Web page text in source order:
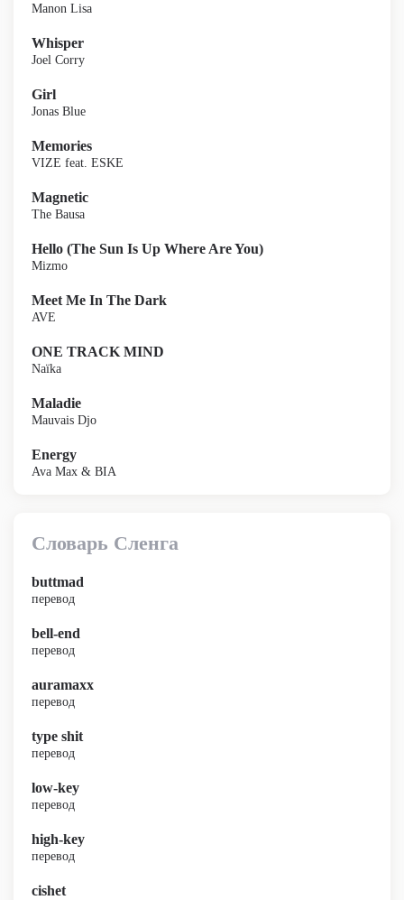
Manon Lisa
Whisper
Joel Corry
Girl
Jonas Blue
Memories
VIZE feat. ESKE
Magnetic
The Bausa
Hello (The Sun Is Up Where Are You)
Mizmo
Meet Me In The Dark
AVE
ONE TRACK MIND
Naïka
Maladie
Mauvais Djo
Energy
Ava Max & BIA
Словарь Сленга
buttmad
перевод
bell-end
перевод
auramaxx
перевод
type shit
перевод
low-key
перевод
high-key
перевод
cishet